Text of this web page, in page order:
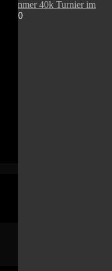
40k Turnier im